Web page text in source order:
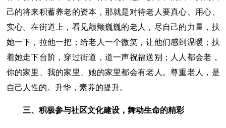
己的将来积蓄养老的资本，那就是对待老人要真心、用心、
实心。在街道上，看见颤颤巍巍的老人，尽自己的力量，扶
她一下，拉他一把；给老人一个微笑，让他们感到温暖；扶
着她走下台阶，穿过街道，道一声祝福送别；人人都会老，
你的家里、我的家里、她的家里都会有老人。尊重老人，是
自己人性的。升华，素养的提升。
三、积极参与社区文化建设，舞动生命的精彩